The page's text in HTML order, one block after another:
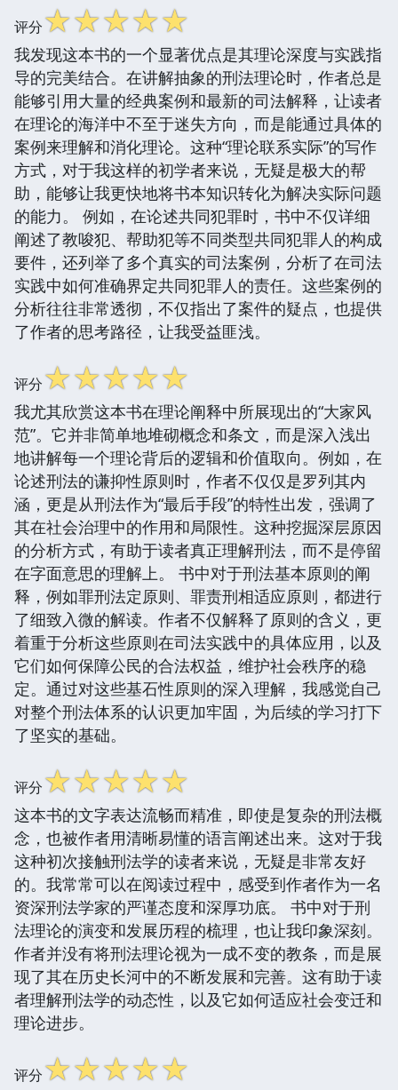
评分☆☆☆☆☆
我发现这本书的一个显著优点是其理论深度与实践指
导的完美结合。在讲解抽象的刑法理论时，作者总是
能够引用大量的经典案例和最新的司法解释，让读者
在理论的海洋中不至于迷失方向，而是能通过具体的
案例来理解和消化理论。这种“理论联系实际”的写作
方式，对于我这样的初学者来说，无疑是极大的帮
助，能够让我更快地将书本知识转化为解决实际问题
的能力。 例如，在论述共同犯罪时，书中不仅详细
阐述了教唆犯、帮助犯等不同类型共同犯罪人的构成
要件，还列举了多个真实的司法案例，分析了在司法
实践中如何准确界定共同犯罪人的责任。这些案例的
分析往往非常透彻，不仅指出了案件的疑点，也提供
了作者的思考路径，让我受益匪浅。
评分☆☆☆☆☆
我尤其欣赏这本书在理论阐释中所展现出的“大家风
范”。它并非简单地堆砌概念和条文，而是深入浅出
地讲解每一个理论背后的逻辑和价值取向。例如，在
论述刑法的谦抑性原则时，作者不仅仅是罗列其内
涵，更是从刑法作为“最后手段”的特性出发，强调了
其在社会治理中的作用和局限性。这种挖掘深层原因
的分析方式，有助于读者真正理解刑法，而不是停留
在字面意思的理解上。 书中对于刑法基本原则的阐
释，例如罪刑法定原则、罪责刑相适应原则，都进行
了细致入微的解读。作者不仅解释了原则的含义，更
着重于分析这些原则在司法实践中的具体应用，以及
它们如何保障公民的合法权益，维护社会秩序的稳
定。通过对这些基石性原则的深入理解，我感觉自己
对整个刑法体系的认识更加牢固，为后续的学习打下
了坚实的基础。
评分☆☆☆☆☆
这本书的文字表达流畅而精准，即使是复杂的刑法概
念，也被作者用清晰易懂的语言阐述出来。这对于我
这种初次接触刑法学的读者来说，无疑是非常友好
的。我常常可以在阅读过程中，感受到作者作为一名
资深刑法学家的严谨态度和深厚功底。 书中对于刑
法理论的演变和发展历程的梳理，也让我印象深刻。
作者并没有将刑法理论视为一成不变的教条，而是展
现了其在历史长河中的不断发展和完善。这有助于读
者理解刑法学的动态性，以及它如何适应社会变迁和
理论进步。
评分☆☆☆☆☆